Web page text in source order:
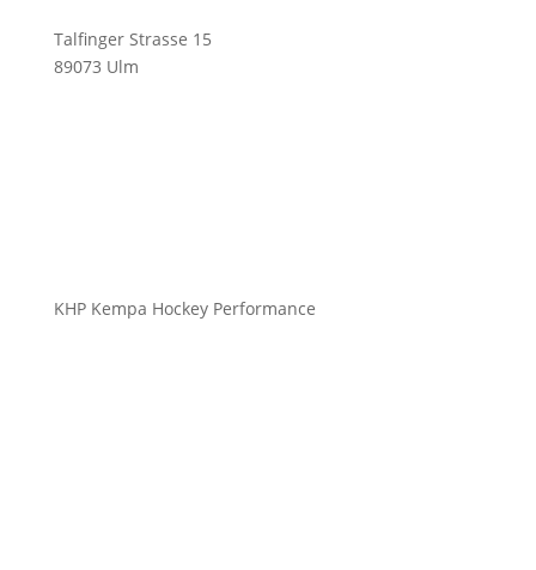
Talfinger Strasse 15
89073 Ulm
KHP Kempa Hockey Performance